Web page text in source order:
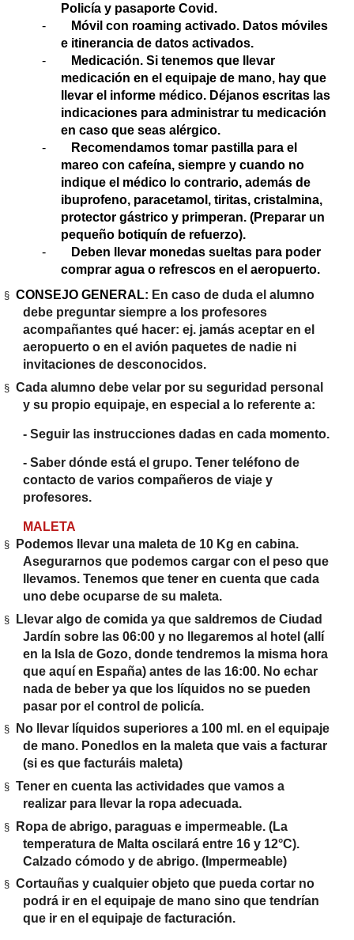
Policía y pasaporte Covid.
-
Móvil con roaming activado. Datos móviles
e itinerancia de datos activados.
-
Medicación. Si tenemos que llevar
medicación en el equipaje de mano, hay que
llevar el informe médico. Déjanos escritas las
indicaciones para administrar tu medicación
en caso que seas alérgico.
-
Recomendamos tomar pastilla para el
mareo con cafeína, siempre y cuando no
indique el médico lo contrario, además de
ibuprofeno, paracetamol, tiritas, cristalmina,
protector gástrico y primperan. (Preparar un
pequeño botiquín de refuerzo).
-
Deben llevar monedas sueltas para poder
comprar agua o refrescos en el aeropuerto.
§CONSEJO GENERAL: En caso de duda el alumno
debe preguntar siempre a los profesores
acompañantes qué hacer: ej. jamás aceptar en el
aeropuerto o en el avión paquetes de nadie ni
invitaciones de desconocidos.
§Cada alumno debe velar por su seguridad personal
y su propio equipaje, en especial a lo referente a:
- Seguir las instrucciones dadas en cada momento.
- Saber dónde está el grupo. Tener teléfono de
contacto de varios compañeros de viaje y
profesores.
MALETA
§
Podemos llevar una maleta de 10 Kg en cabina.
Asegurarnos que podemos cargar con el peso que
llevamos. Tenemos que tener en cuenta que cada
uno debe ocuparse de su maleta.
§
Llevar algo de comida ya que saldremos de Ciudad
Jardín sobre las 06:00 y no llegaremos al hotel (allí
en la Isla de Gozo, donde tendremos la misma hora
que aquí en España) antes de las 16:00. No echar
nada de beber ya que los líquidos no se pueden
pasar por el control de policía.
§
No llevar líquidos superiores a 100 ml. en el equipaje
de mano. Ponedlos en la maleta que vais a facturar
(si es que facturáis maleta)
§ Tener en cuenta las actividades que vamos a
realizar para llevar la ropa adecuada.
§
Ropa de abrigo, paraguas e impermeable. (La
temperatura de Malta oscilará entre 16 y 12°C).
Calzado cómodo y de abrigo. (Impermeable)
§Cortauñas y cualquier objeto que pueda cortar no
podrá ir en el equipaje de mano sino que tendrían
que ir en el equipaje de facturación.